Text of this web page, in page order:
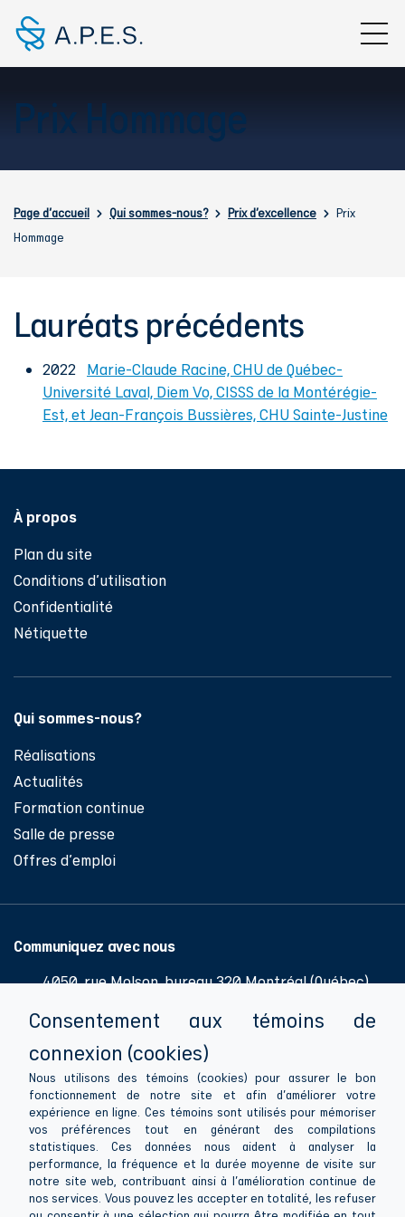
Prix Hommage
Fil d'Ariane
Page d'accueil Qui sommes-nous? Prix d’excellence
Prix
Hommage
Lauréats précédents
2022 Marie-Claude Racine, CHU de Québec-
Université Laval, Diem Vo, CISSS de la Montérégie-
Est, et Jean-François Bussières, CHU Sainte-Justine
Pied de page
À propos
Plan du site
Conditions d'utilisation
Confidentialité
Nétiquette
Qui sommes-nous?
Réalisations
Actualités
Formation continue
Salle de presse
Offres d'emploi
Communiquez avec nous
4050, rue Molson, bureau 320 Montréal (Québec)
514 286-1081
info@apesquebec.org
Suivez-nous
Consentement aux témoins de
connexion (cookies)
Nous utilisons des témoins (cookies) pour assurer le bon
fonctionnement de notre site et afin d'améliorer votre
expérience en ligne. Ces témoins sont utilisés pour mémoriser
vos préférences tout en générant des compilations
statistiques. Ces données nous aident à analyser la
performance, la fréquence et la durée moyenne de visite sur
notre site web, contribuant ainsi à l'amélioration continue de
nos services. Vous pouvez les accepter en totalité, les refuser